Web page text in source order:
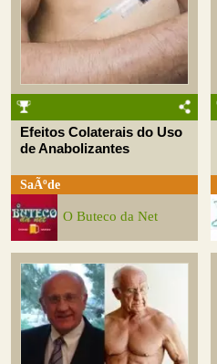
Efeitos Colaterais do Uso
de Anabolizantes
SaÃºde
O Buteco da Net